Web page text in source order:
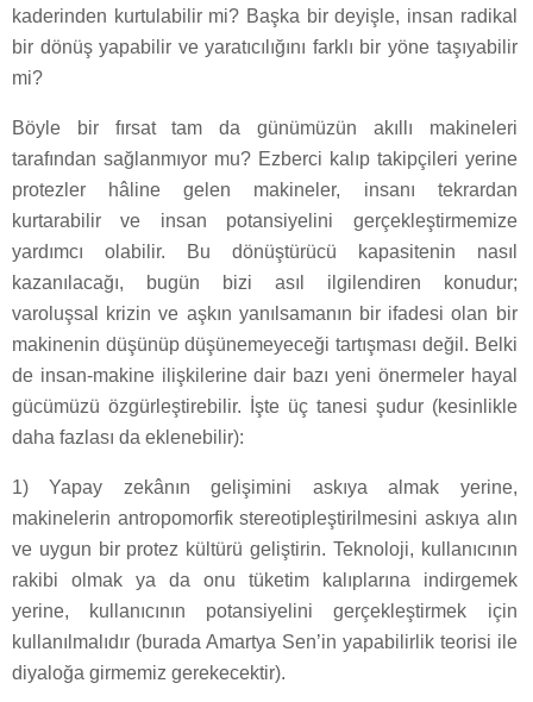
kaderinden kurtulabilir mi? Başka bir deyişle, insan radikal
bir dönüş yapabilir ve yaratıcılığını farklı bir yöne taşıyabilir
mi?
Böyle bir fırsat tam da günümüzün akıllı makineleri
tarafından sağlanmıyor mu? Ezberci kalıp takipçileri yerine
protezler hâline gelen makineler, insanı tekrardan
kurtarabilir ve insan potansiyelini gerçekleştirmemize
yardımcı olabilir. Bu dönüştürücü kapasitenin nasıl
kazanılacağı, bugün bizi asıl ilgilendiren konudur;
varoluşsal krizin ve aşkın yanılsamanın bir ifadesi olan bir
makinenin düşünüp düşünemeyeceği tartışması değil. Belki
de insan-makine ilişkilerine dair bazı yeni önermeler hayal
gücümüzü özgürleştirebilir. İşte üç tanesi şudur (kesinlikle
daha fazlası da eklenebilir):
1) Yapay zekânın gelişimini askıya almak yerine,
makinelerin antropomorfik stereotipleştirilmesini askıya alın
ve uygun bir protez kültürü geliştirin. Teknoloji, kullanıcının
rakibi olmak ya da onu tüketim kalıplarına indirgemek
yerine, kullanıcının potansiyelini gerçekleştirmek için
kullanılmalıdır (burada Amartya Sen’in yapabilirlik teorisi ile
diyaloğa girmemiz gerekecektir).